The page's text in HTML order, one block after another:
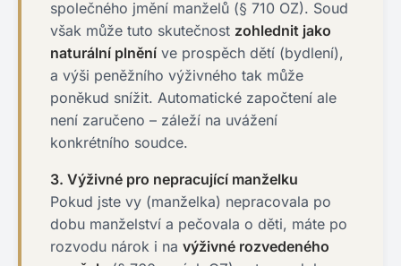
společného jmění manželů (§ 710 OZ). Soud
však může tuto skutečnost zohlednit jako
naturální plnění ve prospěch dětí (bydlení),
a výši peněžního výživného tak může
poněkud snížit. Automatické započtení ale
není zaručeno – záleží na uvážení
konkrétního soudce.
3. Výživné pro nepracující manželku
Pokud jste vy (manželka) nepracovala po
dobu manželství a pečovala o děti, máte po
rozvodu nárok i na výživné rozvedeného